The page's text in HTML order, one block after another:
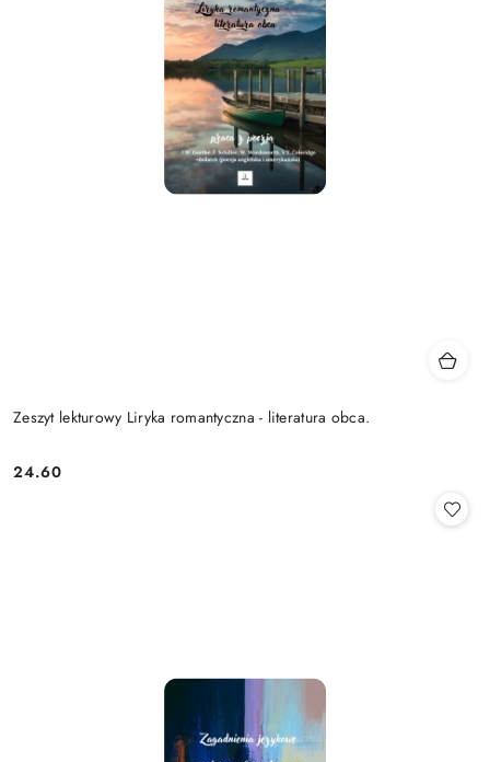
Zeszyt lekturowy Liryka romantyczna - literatura obca.
Cena:
24.60